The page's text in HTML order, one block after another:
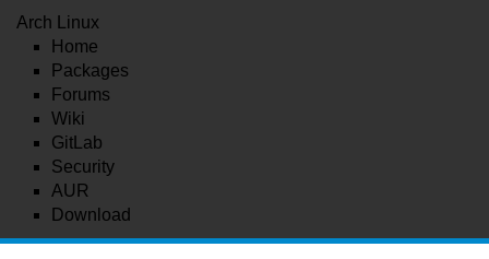
Arch Linux
Home
Packages
Forums
Wiki
GitLab
Security
AUR
Download